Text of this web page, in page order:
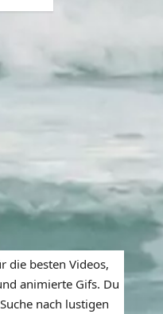
die besten Videos,
animierte Gifs. Du
nach lustigen